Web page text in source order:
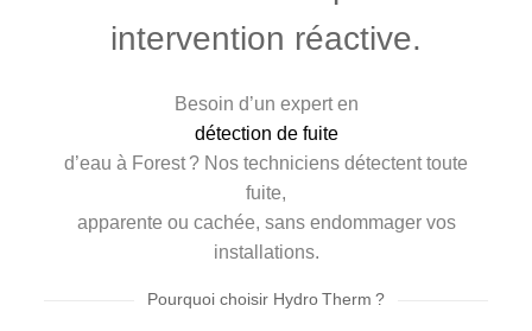
intervention réactive.
Besoin d’un expert en
détection de fuite
d’eau à Forest ? Nos techniciens détectent toute
fuite,
apparente ou cachée, sans endommager vos
installations.
Pourquoi choisir Hydro Therm ?